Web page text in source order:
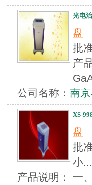
光电
盘
批
产
公司名称： 南
XS-
盘
批
产品说明： 一